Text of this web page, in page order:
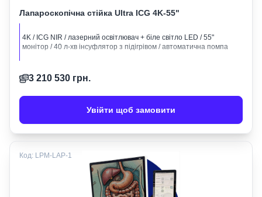
Лапароскопічна стійка Ultra ICG 4K-55"
4K / ICG NIR / лазерний освітлювач + біле світло LED / 55"
монітор / 40 л-хв інсуфлятор з підігрівом / автоматична помпа
3 210 530 грн.
Увійти щоб замовити
Код: LPM-LAP-1